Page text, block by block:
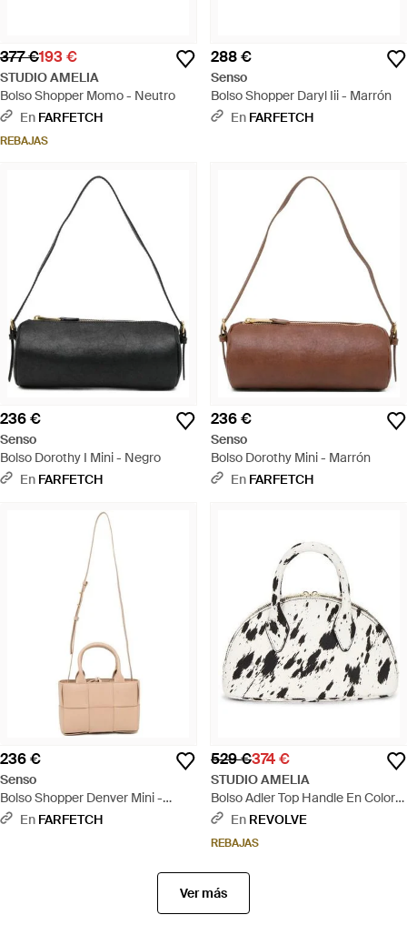
377 €193 €
STUDIO AMELIA
Bolso Shopper Momo - Neutro
En FARFETCH
REBAJAS
288 €
Senso
Bolso Shopper Daryl Iii - Marrón
En FARFETCH
236 €
Senso
Bolso Dorothy I Mini - Negro
En FARFETCH
236 €
Senso
Bolso Dorothy Mini - Marrón
En FARFETCH
236 €
Senso
Bolso Shopper Denver Mini -
Neutro
En FARFETCH
529 €374 €
STUDIO AMELIA
Bolso Adler Top Handle En Color
Negro, Blanco Talla - Negro
En REVOLVE
REBAJAS
Ver más